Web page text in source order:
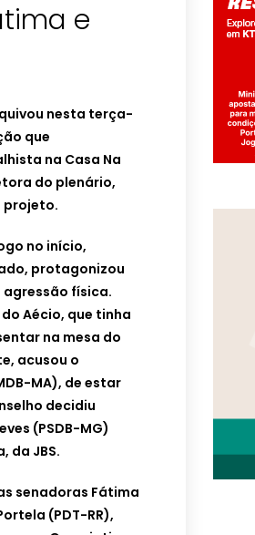
e
nesta terça-
que
na Casa Na
do plenário,
projeto.
no início,
protagonizou
agressão física.
Aécio, que tinha
na mesa do
acusou o
MA), de estar
decidiu
(PSDB-MG)
da JBS.
senadoras Fátima
(PDT-RR),